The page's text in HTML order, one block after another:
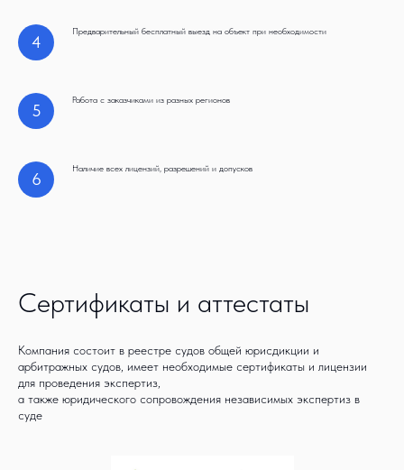
4
Предварительный бесплатный выезд на объект при необходимости
5
Работа с заказчиками из разных регионов
6
Наличие всех лицензий, разрешений и допусков
Сертификаты и аттестаты
Компания состоит в реестре судов общей юрисдикции и
арбитражных судов, имеет необходимые сертификаты и лицензии
для проведения экспертиз,
а также юридического сопровождения независимых экспертиз в
суде